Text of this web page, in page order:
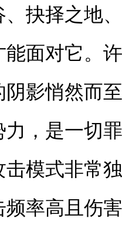
抉择之地
面对它。
影悄然而
，是一切
模式非常
率高且伤